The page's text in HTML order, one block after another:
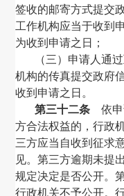
签收的邮寄方式提交
工作机构应当于收到
为收到申请之日；
（三）申请人通
机构的传真提交政府
收到申请之日。
第三十二条 依申
方合法权益的，行政
三方应当自收到征求
见。第三方逾期未提
规定决定是否公开。
行政机关不予公开。